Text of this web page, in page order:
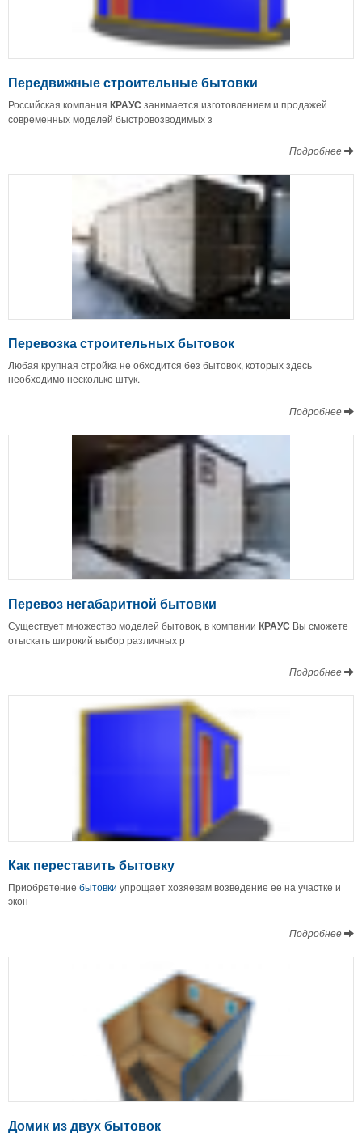
Передвижные строительные бытовки
Российская компания КРАУС занимается изготовлением и продажей
современных моделей быстровозводимых з
Подробнее
Перевозка строительных бытовок
Любая крупная стройка не обходится без бытовок, которых здесь
необходимо несколько штук.
Подробнее
Перевоз негабаритной бытовки
Существует множество моделей бытовок, в компании КРАУС Вы сможете
отыскать широкий выбор различных р
Подробнее
Как переставить бытовку
Приобретение бытовки упрощает хозяевам возведение ее на участке и
экон
Подробнее
Домик из двух бытовок